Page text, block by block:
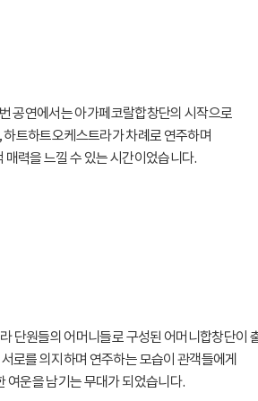
공연에서는 아가페코랄합창단의 시작으로
트하트오케스트라가 차례로 연주하며
매력을 느낄 수 있는 시간이었습니다.
단원들의 어머니들로 구성된 어머니합창단이
로를 의지하며 연주하는 모습이 관객들에게
여운을 남기는 무대가 되었습니다.